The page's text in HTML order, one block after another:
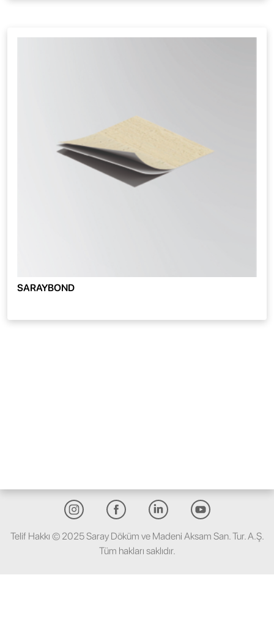
SARAYBOND
Telif Hakkı © 2025 Saray Döküm ve Madeni Aksam San. Tur. A.Ş.
Tüm hakları saklıdır.